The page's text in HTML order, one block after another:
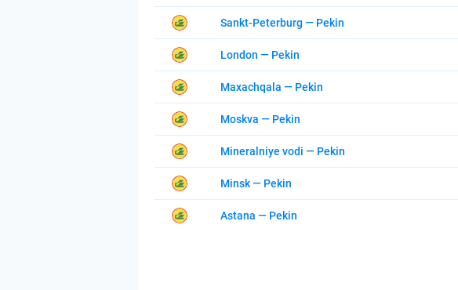
Sankt-Peterburg — Pekin
London — Pekin
Maxachqala — Pekin
Moskva — Pekin
Mineralniye vodi — Pekin
Minsk — Pekin
Astana — Pekin